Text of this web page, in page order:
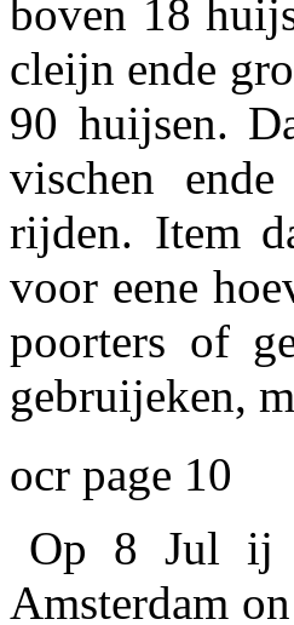
boven 18
cleijn ende
90 huijsen.
vischen
rijden. Item
voor eene
poorters of
gebruijeken,
ocr page 10
Op 8 Jul ij
Amsterdam